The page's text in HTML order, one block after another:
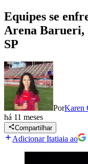
Equipes se
Arena Barueri,
SP
PorKaren
há 11 meses
Compartilhar
Adicionar Itatiaia ao